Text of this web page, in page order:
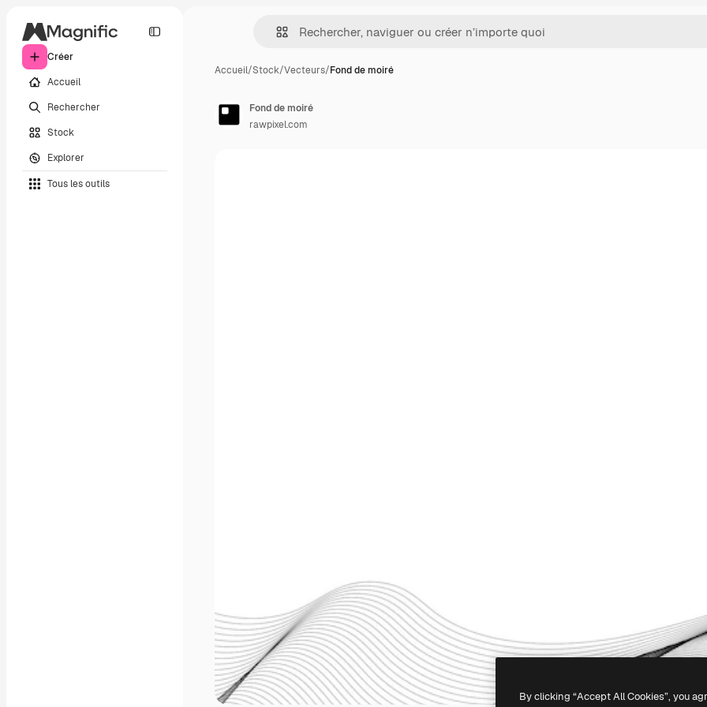
Créer
Accueil
Rechercher
Stock
Explorer
Tous les outils
Accueil/Stock/Vecteurs/Fond de moiré
Fond de moiré
rawpixel.com
By clicking “Accept All Cookies”, you